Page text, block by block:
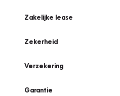
Zakelijke lease
Zekerheid
Verzekering
Garantie